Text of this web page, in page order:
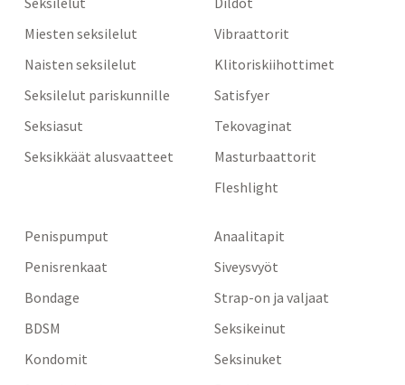
Miesten seksilelut
Naisten seksilelut
Seksilelut pariskunnille
Seksiasut
Seksikkäät alusvaatteet
Vibraattorit
Klitoriskiihottimet
Satisfyer
Tekovaginat
Masturbaattorit
Fleshlight
Penispumput
Penisrenkaat
Bondage
BDSM
Kondomit
Anaalitapit
Siveysvyöt
Strap-on ja valjaat
Seksikeinut
Seksinuket